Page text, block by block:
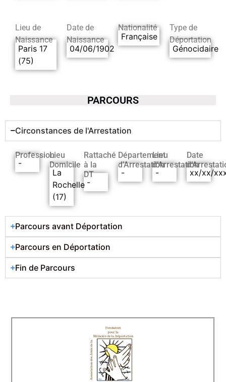
Lieu de
Naissance
Paris 17
(75)
Date de
Naissance
04/06/1902
Nationalité
Française
Type de
Déportation
Génocidaire
PARCOURS
Circonstances de l'Arrestation
Profession
-
Lieu
Domicile
La
Rochelle
(17)
Rattaché
à la
DT
-
Département
d’Arrestation
-
Lieu
d’Arrestation
-
Date
xx/xx/
Parcours avant Déportation
Parcours en Déportation
Fin de Parcours